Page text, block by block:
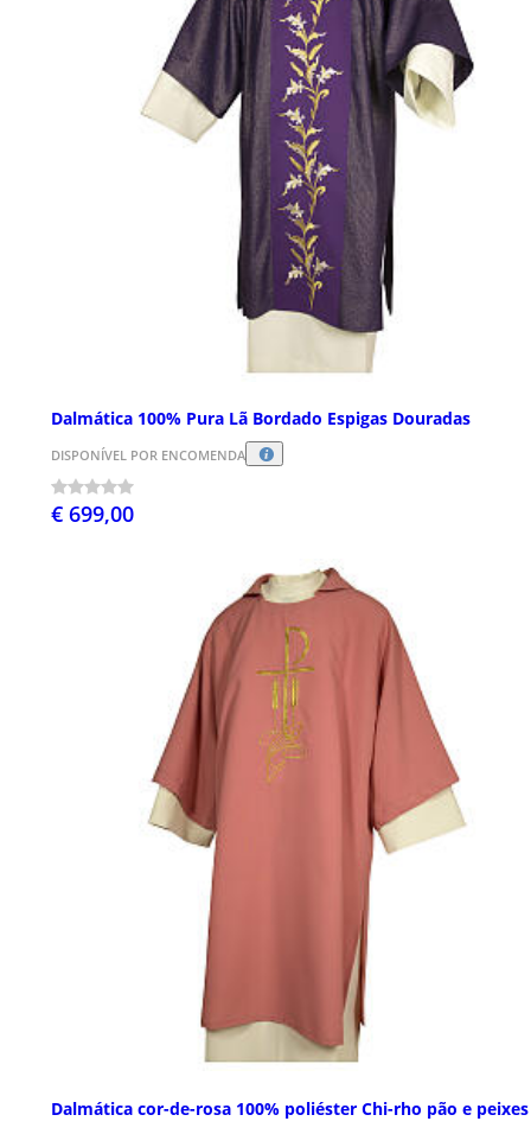
Dalmática 100% Pura Lã Bordado Espigas Douradas
DISPONÍVEL POR ENCOMENDA
€ 699,00
Dalmática cor-de-rosa 100% poliéster Chi-rho pão e peixes